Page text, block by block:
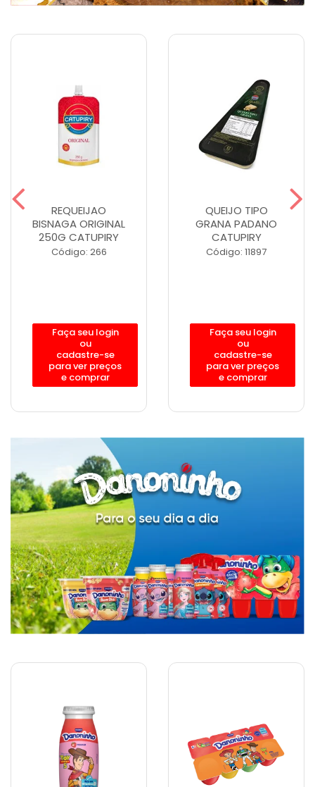
REQUEIJAO
BISNAGA ORIGINAL
250G CATUPIRY
Código: 266
Faça seu login
ou
cadastre-se
para ver preços
e comprar
QUEIJO TIPO
GRANA PADANO
CATUPIRY
Código: 11897
Faça seu login
ou
cadastre-se
para ver preços
e comprar